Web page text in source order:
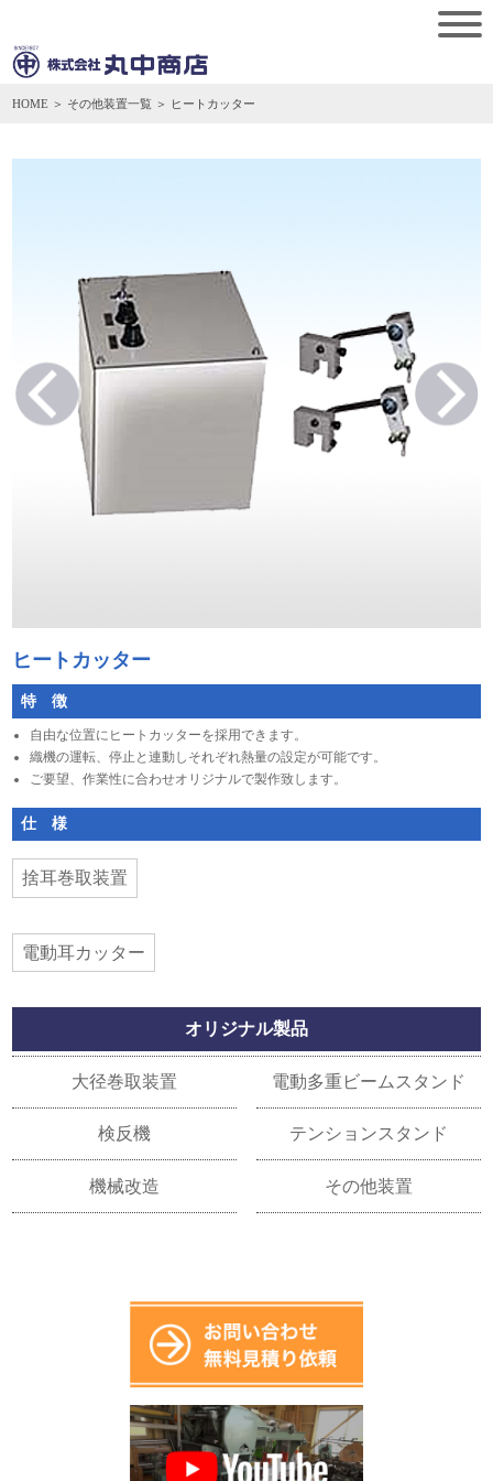
HOME ＞ その他装置一覧 ＞ ヒートカッター
ヒートカッター
特 徴
自由な位置にヒートカッターを採用できます。
織機の運転、停止と連動しそれぞれ熱量の設定が可能です。
ご要望、作業性に合わせオリジナルで製作致します。
仕 様
捨耳巻取装置
電動耳カッター
オリジナル製品
大径巻取装置 電動多重ビームスタンド
検反機 テンションスタンド
機械改造 その他装置